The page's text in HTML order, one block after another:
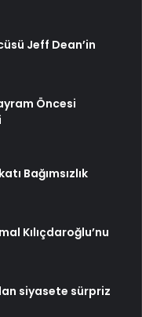
Jeff Dean’in
Öncesi
Bağımsızlık
Kılıçdaroğlu’nu
siyasete sürpriz